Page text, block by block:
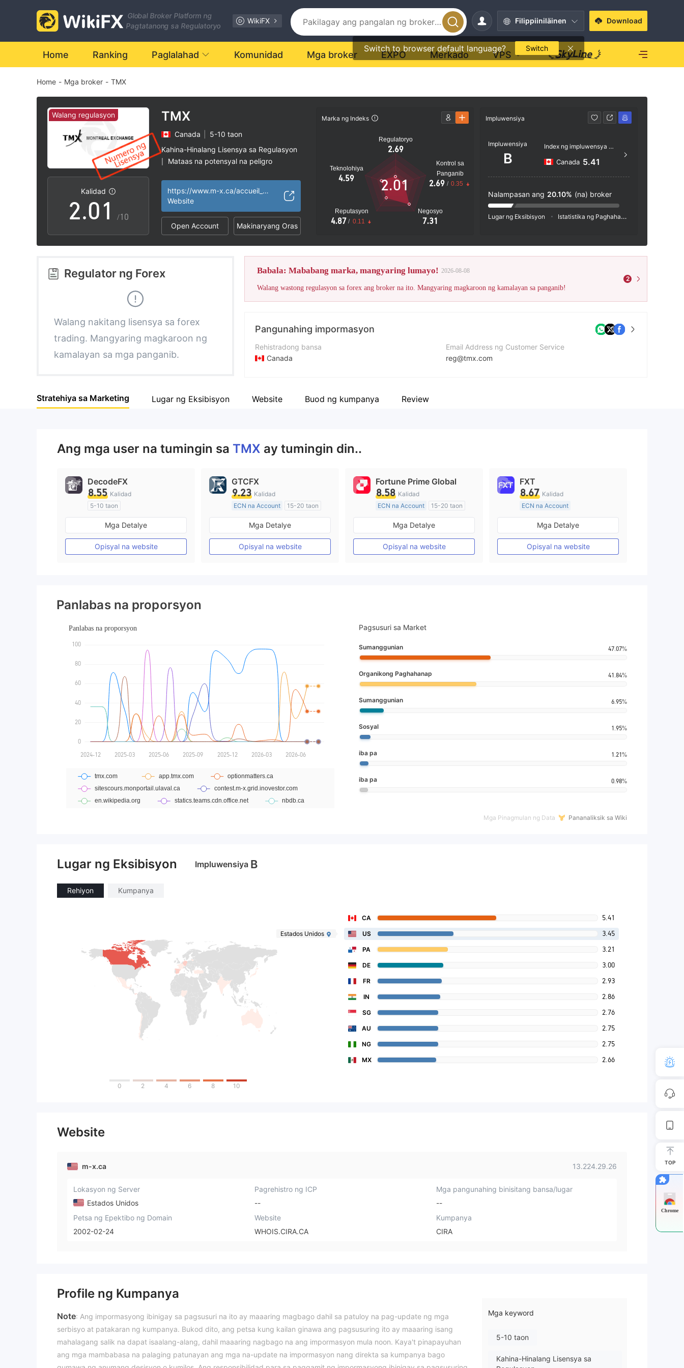
Global Broker Platform ng
Pagtatanong sa Regulatoryo
WikiFX Filippiiniläinen
Switch to browser default language? Switch
Download
Home Ranking Paglalahad Komunidad Mga broker EXPO Merkado VPS
Home - Mga broker - TMX
Walang regulasyon
Kalidad
0
1
2
3
4
6
7
9
.0
1
2
4
5
6
7
8
9
0
1
2
3
5
6
7
8
9
/10
TMX
Canada
5-10 taon
Kahina-Hinalang Lisensya sa Regulasyon
Mataas na potensyal na peligro
https://www.m-x.ca/accueil_en.php
Website
Open Account Makinaryang Oras
Marka ng Indeks
Regulatoryo
2.69
Teknolohiya
4.59
Reputasyon
4.87 / 0.11
Negosyo
7.31
Kontrol sa
Panganib
2.69 / 0.35
2.01
Impluwensiya
Impluwensiya
B
Index ng impluwensya NO.1
Canada 5.41
Nalampasan ang 20.10% (na) broker
Lugar ng Eksibisyon Istatistika ng Paghahanap
Regulator ng Forex
Walang nakitang lisensya sa forex
trading. Mangyaring magkaroon ng
kamalayan sa mga panganib.
Babala: Mababang marka, mangyaring lumayo! 2026-08-08
Walang wastong regulasyon sa forex ang broker na ito. Mangyaring magkaroon ng kamalayan sa panganib!
2
Pangunahing impormasyon
Rehistradong bansa
Canada
Kumpanya
Email Address ng Customer Service
reg@tmx.com
Stratehiya sa Marketing Lugar ng Eksibisyon Website Buod ng kumpanya Review
Ang mga user na tumingin sa TMX ay tumingin din..
DecodeFX
8.55 Kalidad
5-10 taon
Kinokontrol sa Australia
Paggawa ng Market (MM)
Pangunahing label na MT4
Mga Detalye
Opisyal na website
GTCFX
9.23 Kalidad
ECN na Account
15-20 taon
Kinokontrol sa United Kingdom
Paggawa ng Market (MM)
Pangunahing label na MT4
Mga Detalye
Opisyal na website
Fortune Prime Global
8.58 Kalidad
ECN na Account
15-20 taon
Kinokontrol sa Australia
Paggawa ng Market (MM)
Pangunahing label na MT4
Mga Detalye
Opisyal na website
FXT
8.67 Kalidad
ECN na Account
20 Taon Pataas
Kinokontrol sa Australia
Paggawa ng Market (MM)
Pangunahing label na MT4
Mga Detalye
Opisyal na website
Panlabas na proporsyon
Pagsusuri sa Market
Sumanggunian 47.07%
Organikong Paghahanap 41.84%
Sumanggunian 6.95%
Sosyal 1.95%
iba pa 1.21%
iba pa 0.98%
Mga Pinagmulan ng Data Pananaliksik sa Wiki
Lugar ng Eksibisyon Impluwensiya B
Rehiyon Kumpanya
0 2 4 6 8 10
CA 5.41
Estados Unidos US 3.45
PA 3.21
DE 3.00
FR 2.93
IN 2.86
SG 2.76
AU 2.75
NG 2.75
MX 2.66
Website
m-x.ca 13.224.29.26
Lokasyon ng Server
Estados Unidos
Pagrehistro ng ICP
--
Mga pangunahing binisitang bansa/lugar
--
Petsa ng Epektibo ng Domain
2002-02-24
Website
WHOIS.CIRA.CA
Kumpanya
CIRA
Profile ng Kumpanya
Note: Ang impormasyong ibinigay sa pagsusuri na ito ay maaaring magbago dahil sa patuloy na pag-update ng mga
serbisyo at patakaran ng kumpanya. Bukod dito, ang petsa kung kailan ginawa ang pagsusuring ito ay maaaring isang
mahalagang salik na dapat isaalang-alang, dahil maaaring nagbago na ang impormasyon mula noon. Kaya't pinapayuhan
ang mga mambabasa na palaging patunayan ang mga na-update na impormasyon nang direkta sa kumpanya bago
Mga keyword
5-10 taon
Kahina-Hinalang Lisensya sa
TOP
Chrome